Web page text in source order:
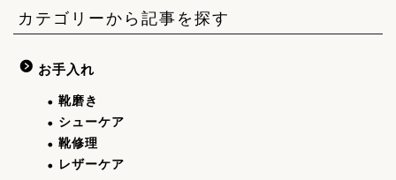
カテゴリーから記事を探す
お手入れ
靴磨き
シューケア
靴修理
レザーケア